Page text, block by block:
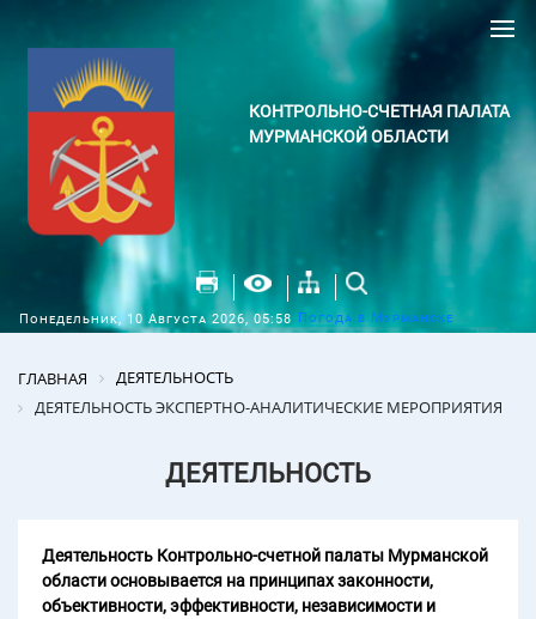
КОНТРОЛЬНО-СЧЕТНАЯ ПАЛАТА
МУРМАНСКОЙ ОБЛАСТИ
Понедельник, 10 Августа 2026, 05:58 Погода в Мурманске
ГЛАВНАЯ
ДЕЯТЕЛЬНОСТЬ
ДЕЯТЕЛЬНОСТЬ ЭКСПЕРТНО-АНАЛИТИЧЕСКИЕ МЕРОПРИЯТИЯ
ДЕЯТЕЛЬНОСТЬ
Деятельность Контрольно-счетной палаты Мурманской
области основывается на принципах законности,
объективности, эффективности, независимости и